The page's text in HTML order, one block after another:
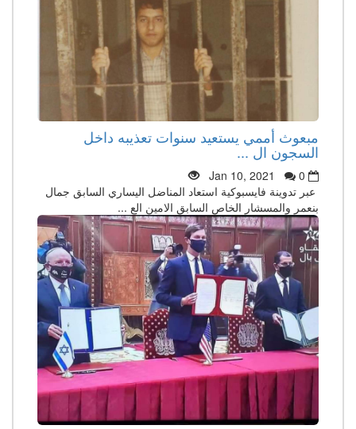
مبعوث أممي يستعيد سنوات تعذيبه داخل
السجون ال ...
Jan 10, 2021
0
عبر تدوينة فايسبوكية استعاد المناضل اليساري السابق جمال
بنعمر والمسشار الخاص السابق الامين الع ...